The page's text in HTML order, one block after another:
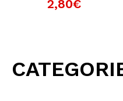
2,80€